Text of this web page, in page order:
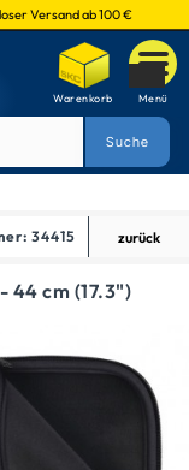
Versand ab 100 €
34415 zurück
44 cm (17.3")